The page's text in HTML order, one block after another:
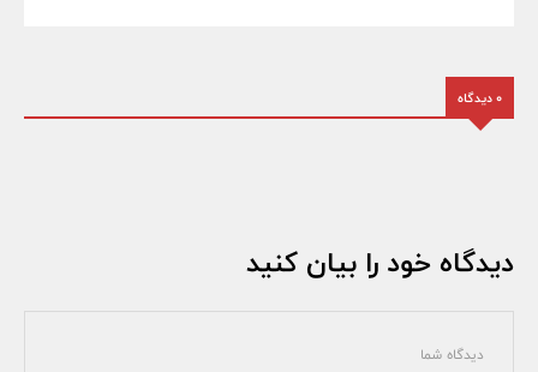
0 دیدگاه
دیدگاه خود را بیان کنید